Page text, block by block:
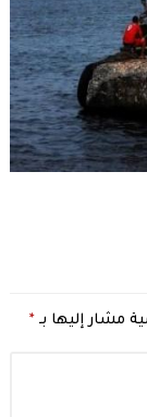
مشار إليها بـ *